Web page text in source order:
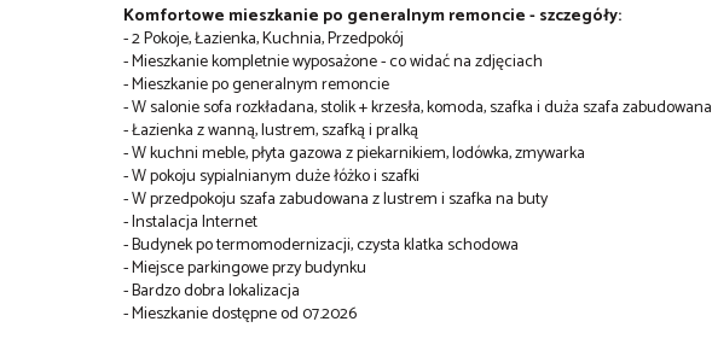
Komfortowe mieszkanie po generalnym remoncie - szczegóły:
- 2 Pokoje, Łazienka, Kuchnia, Przedpokój
- Mieszkanie kompletnie wyposażone - co widać na zdjęciach
- Mieszkanie po generalnym remoncie
- W salonie sofa rozkładana, stolik + krzesła, komoda, szafka i duża szafa zabudowana
- Łazienka z wanną, lustrem, szafką i pralką
- W kuchni meble, płyta gazowa z piekarnikiem, lodówka, zmywarka
- W pokoju sypialnianym duże łóżko i szafki
- W przedpokoju szafa zabudowana z lustrem i szafka na buty
- Instalacja Internet
- Budynek po termomodernizacji, czysta klatka schodowa
- Miejsce parkingowe przy budynku
- Bardzo dobra lokalizacja
- Mieszkanie dostępne od 07.2026